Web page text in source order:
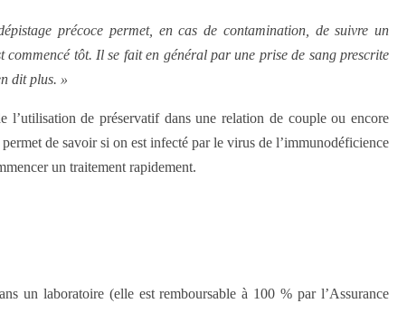
précoce permet, en cas de contamination, de suivre un
commencé tôt. Il se fait en général par une prise de sang prescrite
dit plus. »
l’utilisation de préservatif dans une relation de couple ou encore
de savoir si on est infecté par le virus de l’immunodéficience
un traitement rapidement.
un laboratoire (elle est remboursable à 100 % par l’Assurance